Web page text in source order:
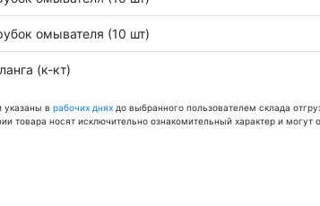
омывателя (10 шт)
(к-кт)
указаны врабочих днях до выбранного пользователем склада
товара носят исключительно ознакомительный характер и могут